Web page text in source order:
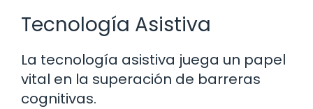
Tecnología Asistiva
La tecnología asistiva juega un papel
vital en la superación de barreras
cognitivas.